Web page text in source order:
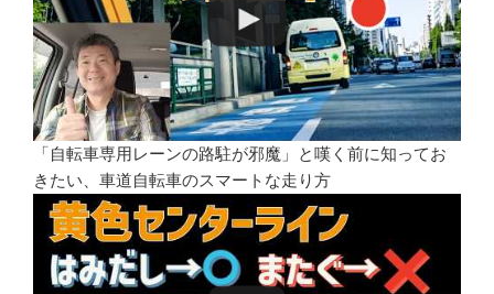
「自転車専用レーンの路駐が邪魔」と嘆く前に知ってお
きたい、車道自転車のスマートな走り方